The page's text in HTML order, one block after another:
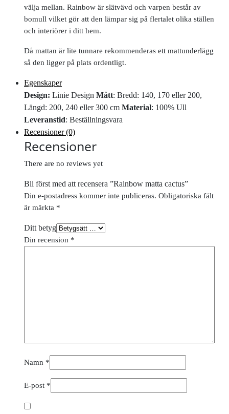
välja mellan. Rainbow är slätvävd och varpen består av
bomull vilket gör att den lämpar sig på flertalet olika ställen
och interiörer i ditt hem.
Då mattan är lite tunnare rekommenderas ett mattunderlägg
så den ligger på plats ordentligt.
Egenskaper
Design: Linie Design Mått: Bredd: 140, 170 eller 200,
Längd: 200, 240 eller 300 cm Material: 100% Ull
Leveranstid: Beställningsvara
Recensioner (0)
Recensioner
There are no reviews yet
Bli först med att recensera ”Rainbow matta cactus”
Din e-postadress kommer inte publiceras. Obligatoriska fält
är märkta *
Ditt betyg
Din recension *
Namn *
E-post *